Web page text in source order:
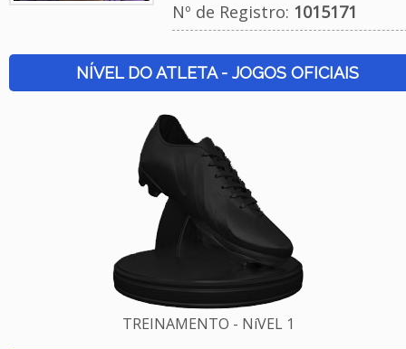
Nº de Registro: 1015171
NÍVEL DO ATLETA - JOGOS OFICIAIS
TREINAMENTO - NíVEL 1